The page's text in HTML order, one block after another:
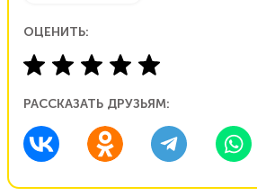
ОЦЕНИТЬ:
РАССКАЗАТЬ ДРУЗЬЯМ: